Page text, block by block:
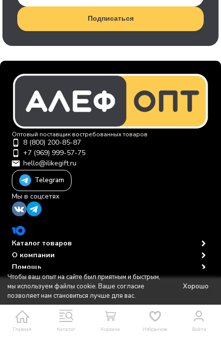
В корзину
Подписаться
Главная Каталог Корзина Избранное Войти
Оптовый поставщик востребованных товаров
8 (800) 200-85-87
+7 (969) 999-57-75
hello@ilikegift.ru
Telegram
Мы в соцсетях
Каталог товаров
О компании
Помощь
Политика персональных данных
© 2012-2026 ООО "Первая торговая компания"
Чтобы ваш опыт на сайте был приятным и быстрым,
мы используем файлы cookie. Ваше согласие
позволяет нам становиться лучше для вас.
Хорошо